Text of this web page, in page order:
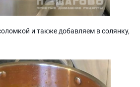
и также добавляем в солянку,